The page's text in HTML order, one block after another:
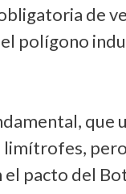
de
polígono
que
pacto del